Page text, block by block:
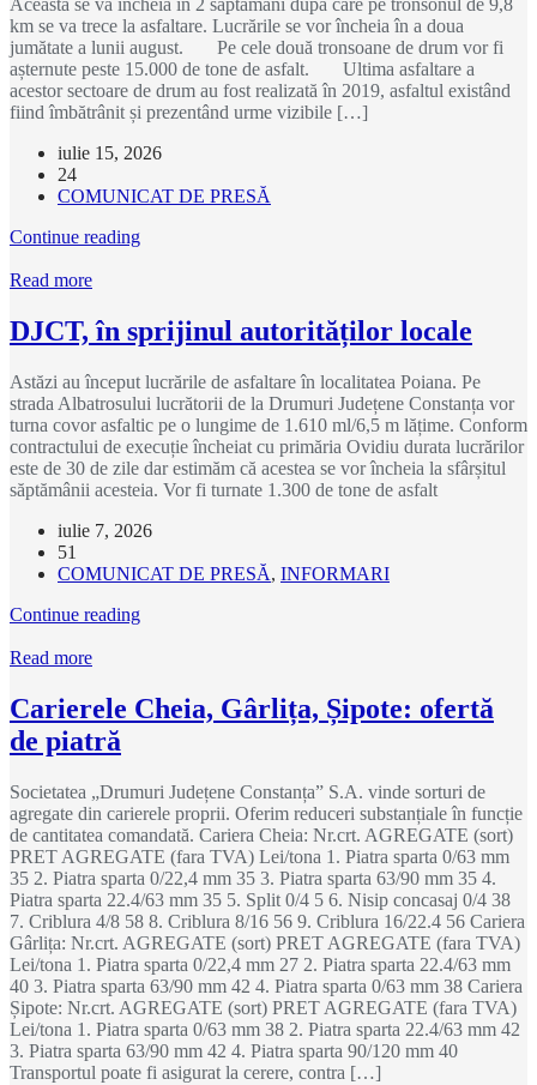
Aceasta se va încheia în 2 săptămâni după care pe tronsonul de 9,8
km se va trece la asfaltare. Lucrările se vor încheia în a doua
jumătate a lunii august. Pe cele două tronsoane de drum vor fi
așternute peste 15.000 de tone de asfalt. Ultima asfaltare a
acestor sectoare de drum au fost realizată în 2019, asfaltul existând
fiind îmbătrânit și prezentând urme vizibile […]
iulie 15, 2026
24
COMUNICAT DE PRESĂ
Continue reading
Read more
DJCT, în sprijinul autorităților locale
Astăzi au început lucrările de asfaltare în localitatea Poiana. Pe
strada Albatrosului lucrătorii de la Drumuri Județene Constanța vor
turna covor asfaltic pe o lungime de 1.610 ml/6,5 m lățime. Conform
contractului de execuție încheiat cu primăria Ovidiu durata lucrărilor
este de 30 de zile dar estimăm că acestea se vor încheia la sfârșitul
săptămânii acesteia. Vor fi turnate 1.300 de tone de asfalt
iulie 7, 2026
51
COMUNICAT DE PRESĂ, INFORMARI
Continue reading
Read more
Carierele Cheia, Gârlița, Șipote: ofertă
de piatră
Societatea „Drumuri Județene Constanța” S.A. vinde sorturi de
agregate din carierele proprii. Oferim reduceri substanțiale în funcție
de cantitatea comandată. Cariera Cheia: Nr.crt. AGREGATE (sort)
PRET AGREGATE (fara TVA) Lei/tona 1. Piatra sparta 0/63 mm
35 2. Piatra sparta 0/22,4 mm 35 3. Piatra sparta 63/90 mm 35 4.
Piatra sparta 22.4/63 mm 35 5. Split 0/4 5 6. Nisip concasaj 0/4 38
7. Criblura 4/8 58 8. Criblura 8/16 56 9. Criblura 16/22.4 56 Cariera
Gârlița: Nr.crt. AGREGATE (sort) PRET AGREGATE (fara TVA)
Lei/tona 1. Piatra sparta 0/22,4 mm 27 2. Piatra sparta 22.4/63 mm
40 3. Piatra sparta 63/90 mm 42 4. Piatra sparta 0/63 mm 38 Cariera
Șipote: Nr.crt. AGREGATE (sort) PRET AGREGATE (fara TVA)
Lei/tona 1. Piatra sparta 0/63 mm 38 2. Piatra sparta 22.4/63 mm 42
3. Piatra sparta 63/90 mm 42 4. Piatra sparta 90/120 mm 40
Transportul poate fi asigurat la cerere, contra […]